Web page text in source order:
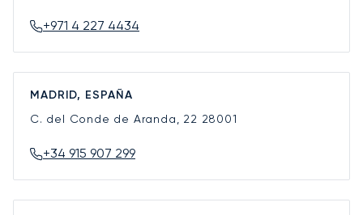
+971 4 227 4434
MADRID, ESPAÑA
C. del Conde de Aranda, 22 28001
+34 915 907 299